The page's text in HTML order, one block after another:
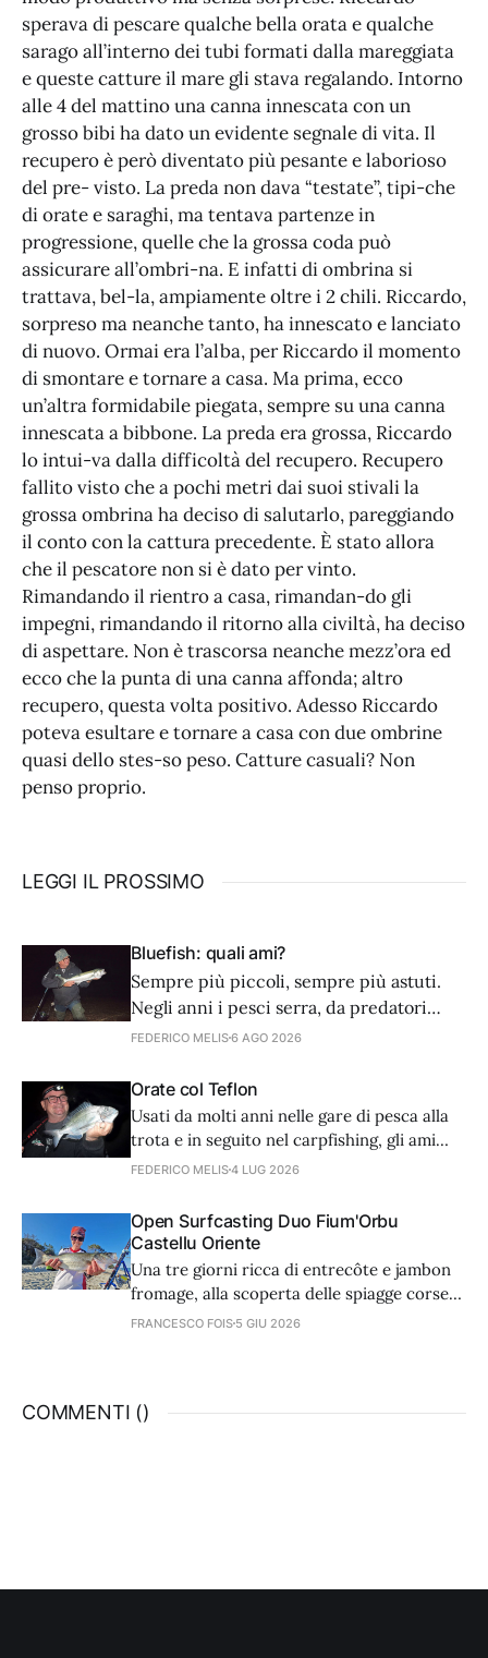
sperava di pescare qualche bella orata e qualche
sarago all’interno dei tubi formati dalla mareggiata
e queste catture il mare gli stava regalando. Intorno
alle 4 del mattino una canna innescata con un
grosso bibi ha dato un evidente segnale di vita. Il
recupero è però diventato più pesante e laborioso
del pre- visto. La preda non dava “testate”, tipi-che
di orate e saraghi, ma tentava partenze in
progressione, quelle che la grossa coda può
assicurare all’ombri-na. E infatti di ombrina si
trattava, bel-la, ampiamente oltre i 2 chili. Riccardo,
sorpreso ma neanche tanto, ha innescato e lanciato
di nuovo. Ormai era l’alba, per Riccardo il momento
di smontare e tornare a casa. Ma prima, ecco
un’altra formidabile piegata, sempre su una canna
innescata a bibbone. La preda era grossa, Riccardo
lo intui-va dalla difficoltà del recupero. Recupero
fallito visto che a pochi metri dai suoi stivali la
grossa ombrina ha deciso di salutarlo, pareggiando
il conto con la cattura precedente. È stato allora
che il pescatore non si è dato per vinto.
Rimandando il rientro a casa, rimandan-do gli
impegni, rimandando il ritorno alla civiltà, ha deciso
di aspettare. Non è trascorsa neanche mezz’ora ed
ecco che la punta di una canna affonda; altro
recupero, questa volta positivo. Adesso Riccardo
poteva esultare e tornare a casa con due ombrine
quasi dello stes-so peso. Catture casuali? Non
penso proprio.
LEGGI IL PROSSIMO
Bluefish: quali ami?
Sempre più piccoli, sempre più astuti.
Negli anni i pesci serra, da predatori
golosi e avventati, sembra siano diventati
dobbiamo adattare tecnica e
attrezzatura. Partiamo dagli ami.
FEDERICO MELIS6 AGO 2026
Orate col Teflon
Usati da molti anni nelle gare di pesca alla
trota e in seguito nel carpfishing, gli ami
con rivestimento in teflon trovano
nella caccia delle orate, grazie ad alcune
caratteristiche che li rendono micidiali.
FEDERICO MELIS4 LUG 2026
Open Surfcasting Duo Fium'Orbu
Castellu Oriente
Una tre giorni ricca di entrecôte e jambon
fromage, alla scoperta delle spiagge corse
di Ghisonaccia, dove si è svolta una
FRANCESCO FOIS 5 GIU 2026
COMMENTI ()